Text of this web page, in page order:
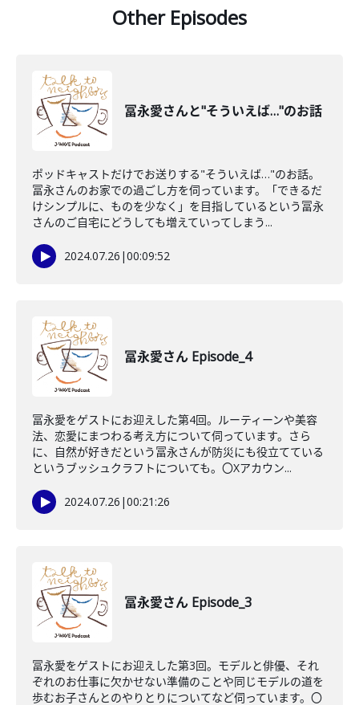
Other Episodes
冨永愛さんと"そういえば…"のお話
ポッドキャストだけでお送りする"そういえば…"のお話。
冨永さんのお家での過ごし方を伺っています。「できるだ
けシンプルに、ものを少なく」を目指しているという冨永
さんのご自宅にどうしても増えていってしまう...
2024.07.26 |00:09:52
冨永愛さん Episode_4
冨永愛をゲストにお迎えした第4回。ルーティーンや美容
法、恋愛にまつわる考え方について伺っています。さら
に、自然が好きだという冨永さんが防災にも役立てている
というブッシュクラフトについても。〇Xアカウン...
2024.07.26 |00:21:26
冨永愛さん Episode_3
冨永愛をゲストにお迎えした第3回。モデルと俳優、それ
ぞれのお仕事に欠かせない準備のことや同じモデルの道を
歩むお子さんとのやりとりについてなど伺っています。〇